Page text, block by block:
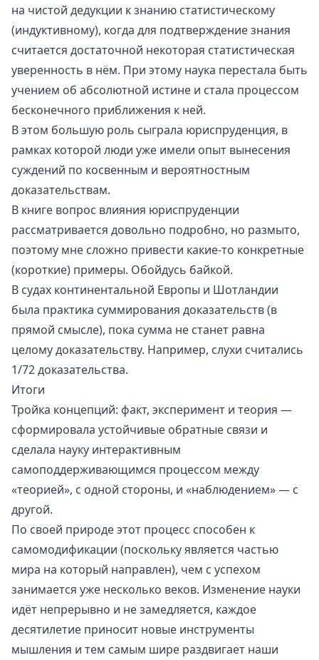
на чистой дедукции к знанию статистическому
(индуктивному), когда для подтверждение знания
считается достаточной некоторая статистическая
уверенность в нём. При этому наука перестала быть
учением об абсолютной истине и стала процессом
бесконечного приближения к ней.
В этом большую роль сыграла юриспруденция, в
рамках которой люди уже имели опыт вынесения
суждений по косвенным и вероятностным
доказательствам.
В книге вопрос влияния юриспруденции
рассматривается довольно подробно, но размыто,
поэтому мне сложно привести какие-то конкретные
(короткие) примеры. Обойдусь байкой.
В судах континентальной Европы и Шотландии
была практика суммирования доказательств (в
прямой смысле), пока сумма не станет равна
целому доказательству. Например, слухи считались
1/72 доказательства.
Итоги
Тройка концепций: факт, эксперимент и теория —
сформировала устойчивые обратные связи и
сделала науку интерактивным
самоподдерживающимся процессом между
«теорией», с одной стороны, и «наблюдением» — с
другой.
По своей природе этот процесс способен к
самомодификации (поскольку является частью
мира на который направлен), чем с успехом
занимается уже несколько веков. Изменение науки
идёт непрерывно и не замедляется, каждое
десятилетие приносит новые инструменты
мышления и тем самым шире раздвигает наши